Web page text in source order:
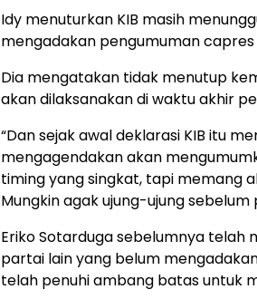
Idy menuturkan KIB masih
mengadakan pengumuman capres
Dia mengatakan tidak menutup
akan dilaksanakan di waktu akhir
“Dan sejak awal deklarasi KIB itu
mengagendakan akan
timing yang singkat, tapi memang
Mungkin agak ujung-ujung
Eriko Sotarduga sebelumnya telah
partai lain yang belum
telah penuhi ambang batas untuk